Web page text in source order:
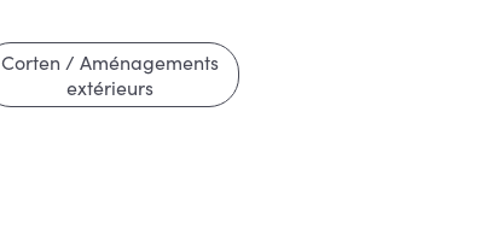
Corten / Aménagements
extérieurs